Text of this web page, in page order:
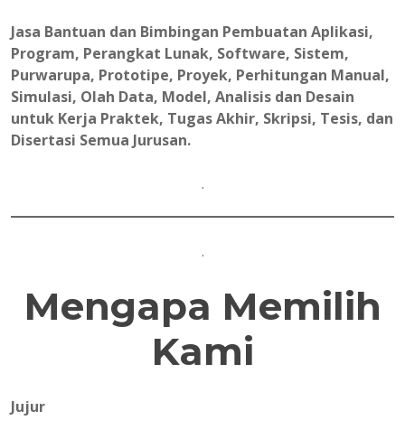
Jasa Bantuan dan Bimbingan Pembuatan Aplikasi,
Program, Perangkat Lunak, Software, Sistem,
Purwarupa, Prototipe, Proyek, Perhitungan Manual,
Simulasi, Olah Data, Model, Analisis dan Desain
untuk Kerja Praktek, Tugas Akhir, Skripsi, Tesis, dan
Disertasi Semua Jurusan.
.
.
Mengapa Memilih
Kami
Jujur